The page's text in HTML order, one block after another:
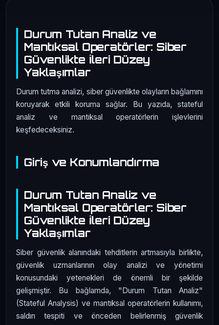
Durum Tutan Analiz ve
Mantıksal Operatörler: Siber
Güvenlikte İleri Düzey
Yaklaşımlar
Durum tutma analizi, siber güvenlikte olayların bağlamını
koruyarak etkili koruma sağlar. Bu yazıda, stateful
analiz ve mantıksal operatörlerin işlevlerini
keşfedeceksiniz.
Giriş ve Konumlandırma
Durum Tutan Analiz ve
Mantıksal Operatörler: Siber
Güvenlikte İleri Düzey
Yaklaşımlar
Siber güvenlik alanındaki tehditlerin artmasıyla birlikte,
güvenlik uzmanlarının olay analizi ve yönetimi
konusundaki yetenekleri de önemli bir şekilde
gelişmiştir. Bu bağlamda, "Durum Tutan Analiz"
(Stateful Analysis) ve mantıksal operatörlerin kullanımı,
saldırı tespiti ve önceden belirlenmiş güvenlik